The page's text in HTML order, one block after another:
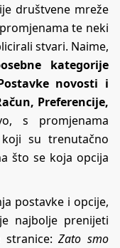
društvene mreže
te neki
stvari. Naime,
kategorije
novosti i
Preferencije,
s promjenama
su trenutačno
što se koja opcija
postavke i opcije,
najbolje prenijeti
stranice:Zato smo